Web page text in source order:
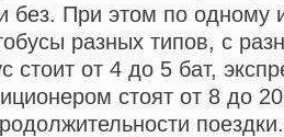
без. При этом по одному
разных типов, с
стоит от 4 до 5 бат,
стоят от 8 до